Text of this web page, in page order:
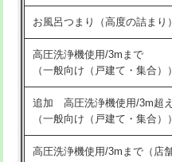
交換・取付(混合水栓（壁付
式・ワンホール）)
交換・取付(排水栓・排水トラ
（P/S/ポップアップ））
交換・取付（その他部品）
持込商品取付（単水栓）
お風呂つまり（高度の詰まり）
高圧洗浄機使用/3mまで
（一般向け（戸建て・集合））
追加 高圧洗浄機使用/3m超え
（一般向け（戸建て・集合））
高圧洗浄機使用/3mまで（店